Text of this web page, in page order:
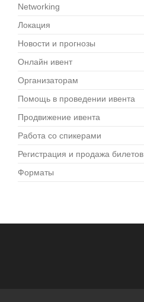
Networking
Локация
Новости и прогнозы
Онлайн ивент
Организаторам
Помощь в проведении ивента
Продвижение ивента
Работа со спикерами
Регистрация и продажа билетов
Форматы